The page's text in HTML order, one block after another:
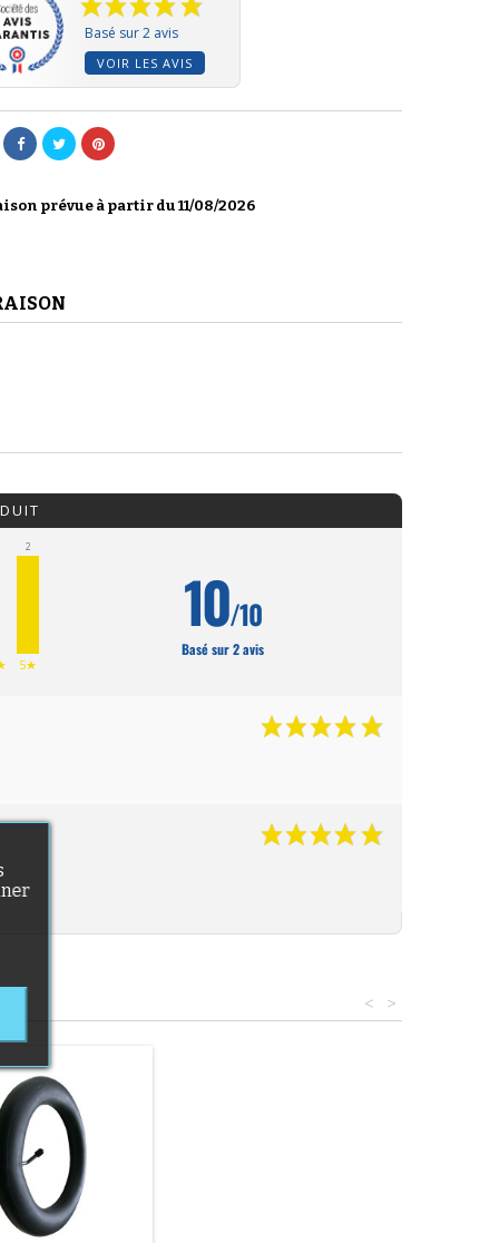
Basé sur 2 avis
VOIR LES AVIS
prévue à partir du 11/08/2026
2
5★
10/10
Basé sur 2 avis
>
<